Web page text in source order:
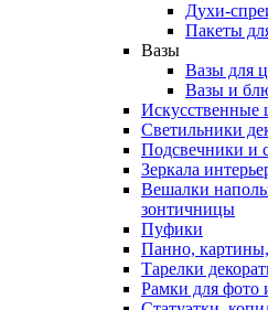
Духи-
Пакеты
Вазы
Вазы для
Вазы и
Искусственные
Светильники
Подсвечники и
Зеркала
Вешалки
зонтичницы
Пуфики
Панно,
Тарелки
Рамки для фото